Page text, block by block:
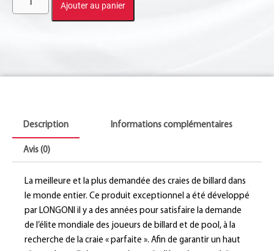
Ajouter au panier
Description Informations complémentaires
Avis (0)
La meilleure et la plus demandée des craies de billard dans
le monde entier. Ce produit exceptionnel a été développé
par LONGONI il y a des années pour satisfaire la demande
de l’élite mondiale des joueurs de billard et de pool, à la
recherche de la craie « parfaite ». Afin de garantir un haut